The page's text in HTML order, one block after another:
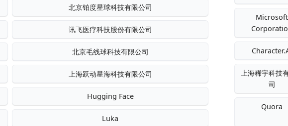
北京铂度星球科技有限公司
讯飞医疗科技股份有限公司
北京毛线球科技有限公司
上海跃动星海科技有限公司
Hugging Face
Luka
Microsoft
上海稀宇科技
司
Quora